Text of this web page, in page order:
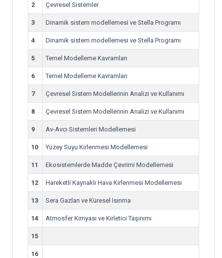
2 Çevresel Sistemler
3 Dinamik sistem modellemesi ve Stella Programı
4 Dinamik sistem modellemesi ve Stella Programı
5 Temel Modelleme Kavramları
6 Temel Modelleme Kavramları
7 Çevresel Sistem Modellerinin Analizi ve Kullanımı
8 Çevresel Sistem Modellerinin Analizi ve Kullanımı
9 Av-Avcı Sistemleri Modellemesi
10 Yüzey Suyu Kirlenmesi Modellemesi
11 Ekosistemlerde Madde Çevrimi Modellemesi
12 Hareketli Kaynaklı Hava Kirlenmesi Modellemesi
13 Sera Gazları ve Küresel Isınma
14 Atmosfer Kimyası ve Kirletici Taşınımı
15
16